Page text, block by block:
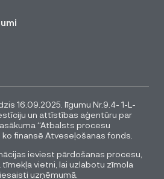
16.09.2025. līgumu Nr.9.4- 1-L-
un attīstības aģentūru par
“Atbalsts procesu
finansē Atveseļošanas fonds.
ieviest pārdošanas procesu,
vietni, lai uzlabotu zīmola
uzņēmumā.